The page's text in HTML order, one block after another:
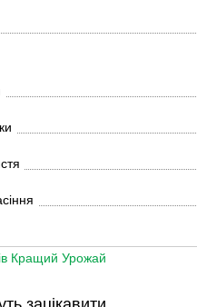
Кращий Урожай